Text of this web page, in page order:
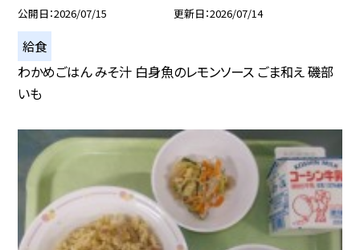
公開日 2026/07/15 更新日 2026/07/14
給食
わかめごはん みそ汁 白身魚のレモンソース ごま和え 磯部
いも